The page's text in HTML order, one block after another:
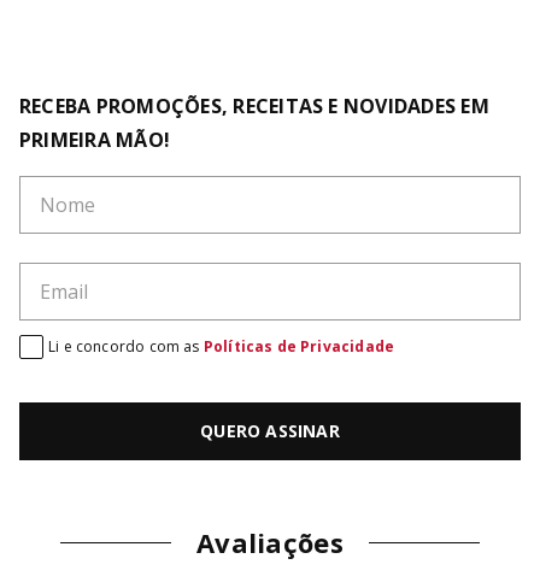
RECEBA PROMOÇÕES, RECEITAS E NOVIDADES EM
PRIMEIRA MÃO!
QUERO ASSINAR
Li e concordo com as Políticas de Privacidade
Avaliações